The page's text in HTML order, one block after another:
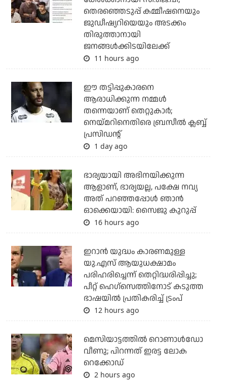
തെരഞ്ഞെടുപ്പ് കമ്മീഷനെയും
ജുഡീഷ്യറിയെയും അടക്കം
തിരുത്താനായി
ജനങ്ങള്‍ക്കിടയിലേക്ക്
11 hours ago
ഈ തട്ടിപ്പുകാരനെ
ആരാധിക്കുന്ന നമ്മള്‍
തന്നെയാണ് തെറ്റുകാര്‍;
നെയ്മറിനെതിരെ ബ്രസീല്‍ ക്ലബ്ബ്
പ്രസിഡന്റ്
1 day ago
ഭാര്യയായി അഭിനയിക്കുന്ന
ആളാണ്, ഭാര്യയല്ല, പക്ഷേ നവ്യ
അത് പറഞ്ഞപ്പോള്‍ ഞാന്‍
ഓക്കെയായി: സൈജു കുറുപ്പ്
16 hours ago
ഇറാന്‍ യുദ്ധം കാരണമുള്ള
യു.എസ് ആയുധക്ഷാമം
പരിഹരിച്ചെന്ന് തെറ്റിദ്ധരിപ്പിച്ചു;
പീറ്റ് ഹെഗ്‌സെത്തിനോട് കടുത്ത
ഭാഷയില്‍ പ്രതികരിച്ച് ട്രംപ്
12 hours ago
മെസിയാട്ടത്തില്‍ റൊണാള്‍ഡോ
വീണു; പിറന്നത് ഇരട്ട ലോക
റെക്കോഡ്
2 hours ago